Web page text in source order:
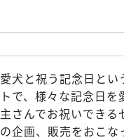
愛犬と祝う記念日とい
トで、様々な記念日を
主さんでお祝いできる
の企画、販売をおこな